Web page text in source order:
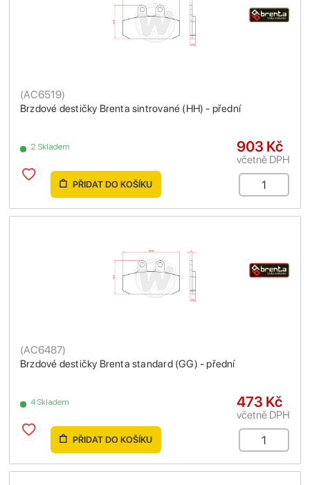
Brzdové destičky Brenta sintrované (HH) - přední
(AC6519)
2 Skladem 903 Kč
včetně DPH
PŘIDAT DO KOŠÍKU
Brzdové destičky Brenta standard (GG) - přední
(AC6487)
4 Skladem 473 Kč
včetně DPH
PŘIDAT DO KOŠÍKU